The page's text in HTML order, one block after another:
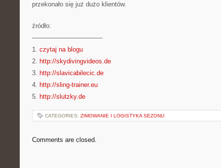
przekonało się już dużo klientów.
źródło:
———————————
1. czytaj na blogu
2. http://skydivingvideos.de
3. http://slavicabilecic.de
4. http://sling-trainer.eu
5. http://slutzky.de
CATEGORIES: ZIMOWANIE I LOGISTYKA SEZONU
Comments are closed.